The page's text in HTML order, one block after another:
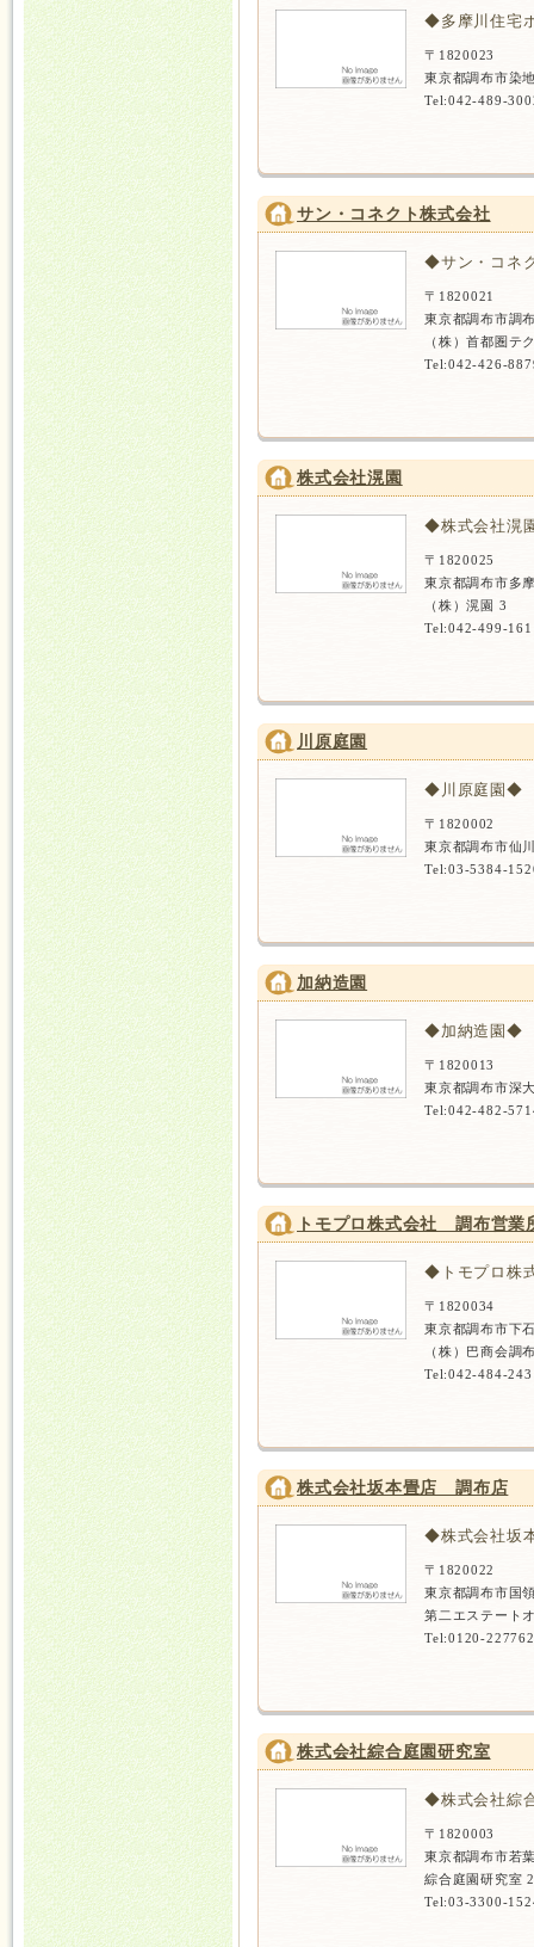
◆多摩川住宅
〒1820023
東京都調布市染
Tel:042-489-
サン・コネクト株式会社
◆サン・コネ
〒1820021
東京都調布市調
（株）首都圏テ
Tel:042-426-
株式会社滉園
◆株式会社滉
〒1820025
東京都調布市多
（株）滉園 3
Tel:042-499-
川原庭園
◆川原庭園◆
〒1820002
東京都調布市仙
Tel:03-5384-
加納造園
◆加納造園◆
〒1820013
東京都調布市深
Tel:042-482-
トモプロ株式会社 調布営業
◆トモプロ株
〒1820034
東京都調布市下
（株）巴商会調
Tel:042-484-
株式会社坂本畳店 調布店
◆株式会社坂
〒1820022
東京都調布市国
第二エステート
Tel:0120-227762
株式会社綜合庭園研究室
◆株式会社綜
〒1820003
東京都調布市若
綜合庭園研究室
Tel:03-3300-